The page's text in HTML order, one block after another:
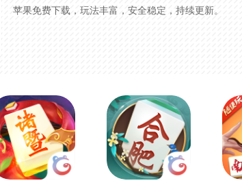
苹果免费下载，玩法丰富，安全稳定，持续更新。